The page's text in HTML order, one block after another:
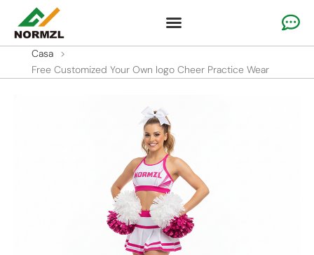
Casa
>
Free Customized Your Own logo Cheer Practice Wear